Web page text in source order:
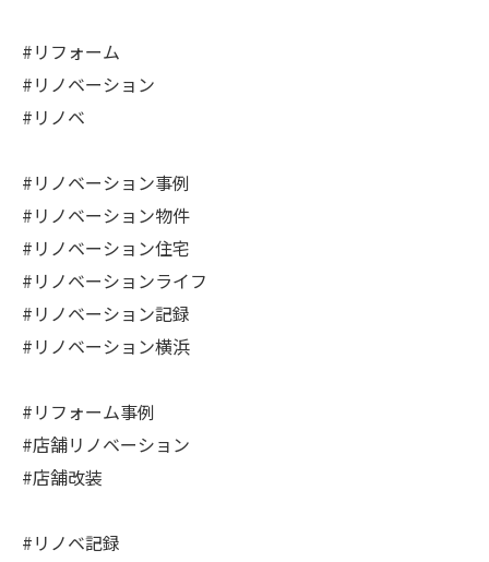
#リフォーム
#リノベーション
#リノベ
#リノベーション事例
#リノベーション物件
#リノベーション住宅
#リノベーションライフ
#リノベーション記録
#リノベーション横浜
#リフォーム事例
#店舗リノベーション
#店舗改装
#リノベ記録